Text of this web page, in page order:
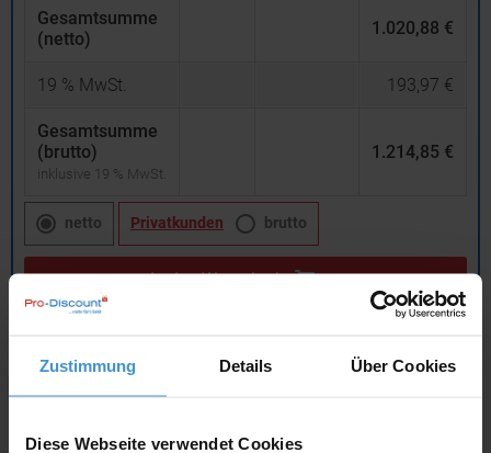
Zustimmung Details Über Cookies
Diese Webseite verwendet Cookies
Gesamtsumme
(netto)
1.020,88 €
19 % MwSt. 193,97 €
Gesamtsumme
(brutto)
inklusive 19 % MwSt.
1.214,85 €
netto Privatkunden brutto
In den Warenkorb
Angebot drucken